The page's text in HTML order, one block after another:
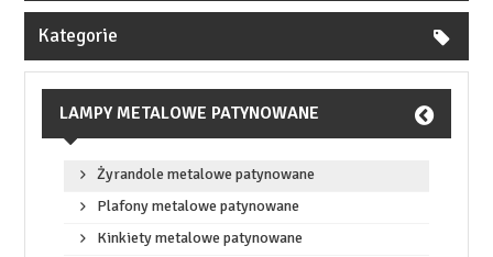
Kategorie
LAMPY METALOWE PATYNOWANE
Żyrandole metalowe patynowane
Plafony metalowe patynowane
Kinkiety metalowe patynowane